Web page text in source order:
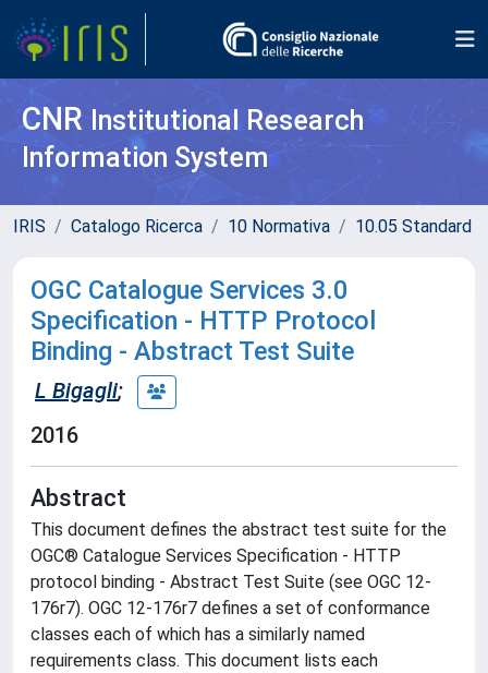
CNR Institutional Research
Information System
IRIS Catalogo Ricerca 10 Normativa 10.05 Standard
OGC Catalogue Services 3.0
Specification - HTTP Protocol
Binding - Abstract Test Suite
L Bigagli;
2016
Abstract
This document defines the abstract test suite for the
OGC® Catalogue Services Specification - HTTP
protocol binding - Abstract Test Suite (see OGC 12-
176r7). OGC 12-176r7 defines a set of conformance
classes each of which has a similarly named
requirements class. This document lists each